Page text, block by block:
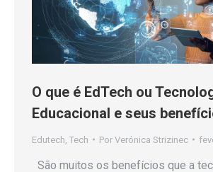
O que é EdTech ou
Educacional e seus
Edutech Tech Por Verónica Strizinec
São muitos os benefícios que a